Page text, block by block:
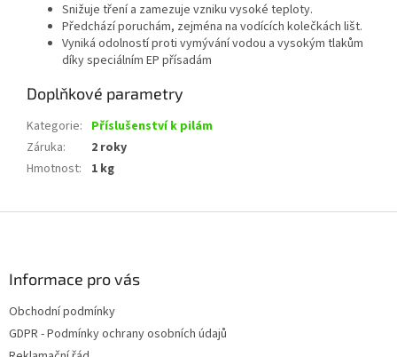
Snižuje tření a zamezuje vzniku vysoké teploty.
Předchází poruchám, zejména na vodících kolečkách lišt.
Vyniká odolností proti vymývání vodou a vysokým tlakům
díky speciálním EP přísadám
Doplňkové parametry
Kategorie: Příslušenství k pilám
Záruka:
2 roky
Hmotnost: 1 kg
Informace pro vás
Obchodní podmínky
GDPR - Podmínky ochrany osobních údajů